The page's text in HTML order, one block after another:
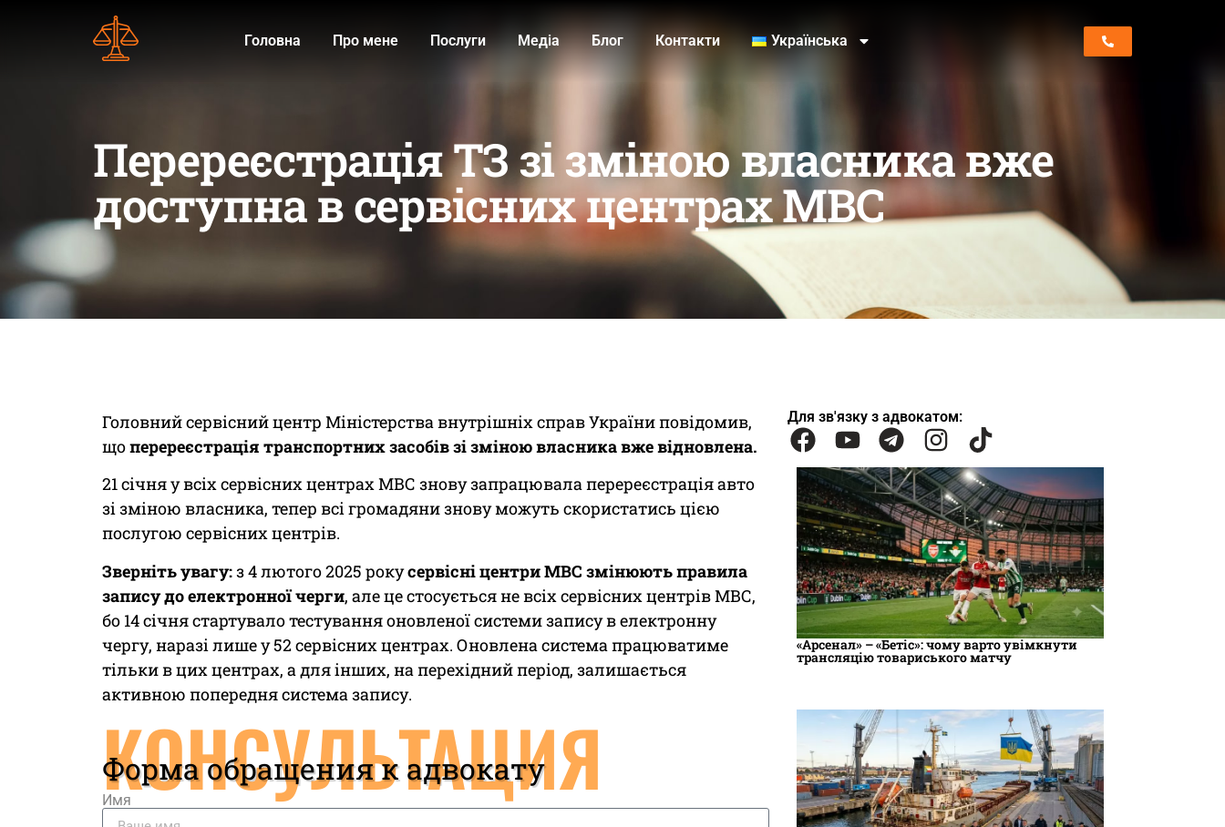
Головна Про мене Послуги Медiа Блог Контакти Українська
Перереєстрація ТЗ зі зміною власника вже
доступна в сервісних центрах МВС
Головний сервісний центр Міністерства внутрішніх справ України повідомив,
щоперереєстрація транспортних засобів зі зміною власника вже відновлена.
21 січня у всіх сервісних центрах МВС знову запрацювала перереєстрація авто
зі зміною власника, тепер всі громадяни знову можуть скористатись цією
послугою сервісних центрів.
Зверніть увагу:з 4 лютого 2025 рокусервісні центри МВС змінюють правила
запису до електронної черги, але це стосується не всіх сервісних центрів МВС,
бо 14 січня стартувало тестування оновленої системи запису в електронну
чергу, наразі лише у 52 сервісних центрах. Оновлена система працюватиме
тільки в цих центрах, а для інших, на перехідний період, залишається
активною попередня система запису.
КОНСУЛЬТАЦИЯ
Форма обращения к адвокату
Имя
Для зв'язку з адвокатом:
«Арсенал» – «Бетіс»: чому варто увімкнути
трансляцію товариського матчу